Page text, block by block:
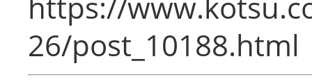
26/post_10188.html